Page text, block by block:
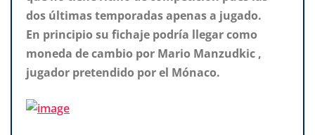
dos últimas temporadas apenas a jugado.
En principio su fichaje podría llegar como
moneda de cambio por Mario Manzudkic ,
jugador pretendido por el Mónaco.